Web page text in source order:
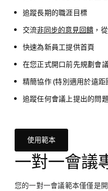
追蹤長期的職涯目標
交流非同步的意見回饋 ，
快速為新員工提供首頁
在您正式開口前先規劃會
精簡協作 (特別適用於遠距
追蹤任何會議上提出的問
使用範本
一對一會議
您的一對一會議範本僅僅是